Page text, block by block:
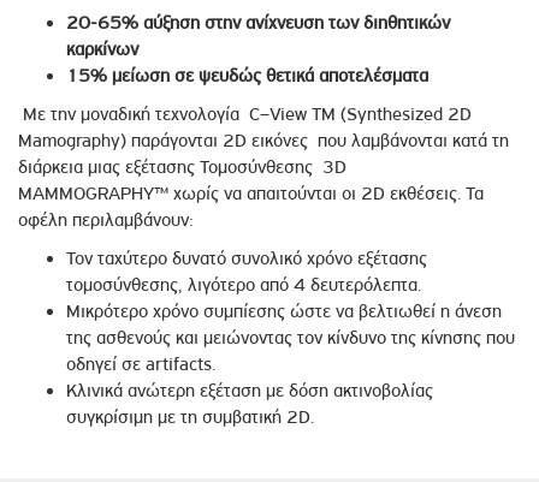
20-65% αύξηση στην ανίχνευση των διηθητικών
καρκίνων
15% μείωση σε ψευδώς θετικά αποτελέσματα
Με την μοναδική τεχνολογία C–View ΤΜ (Synthesized 2D
Mamography) παράγονται 2D εικόνες που λαμβάνονται κατά τη
διάρκεια μιας εξέτασης Τομοσύνθεσης 3D
MAMMOGRAPHY™ χωρίς να απαιτούνται οι 2D εκθέσεις. Τα
οφέλη περιλαμβάνουν:
Τον ταχύτερο δυνατό συνολικό χρόνο εξέτασης
τομοσύνθεσης, λιγότερο από 4 δευτερόλεπτα.
Μικρότερο χρόνο συμπίεσης ώστε να βελτιωθεί η άνεση
της ασθενούς και μειώνοντας τον κίνδυνο της κίνησης που
οδηγεί σε artifacts.
Κλινικά ανώτερη εξέταση με δόση ακτινοβολίας
συγκρίσιμη με τη συμβατική 2D.